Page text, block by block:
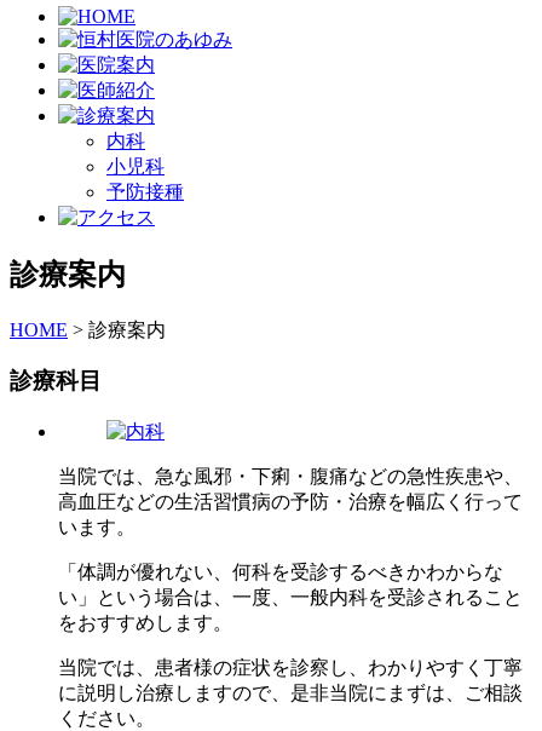
内科
小児科
予防接種
診療案内
HOME > 診療案内
診療科目
当院では、急な風邪・下痢・腹痛などの急性疾患や、
高血圧などの生活習慣病の予防・治療を幅広く行って
います。
「体調が優れない、何科を受診するべきかわからな
い」という場合は、一度、一般内科を受診されること
をおすすめします。
当院では、患者様の症状を診察し、わかりやすく丁寧
に説明し治療しますので、是非当院にまずは、ご相談
ください。